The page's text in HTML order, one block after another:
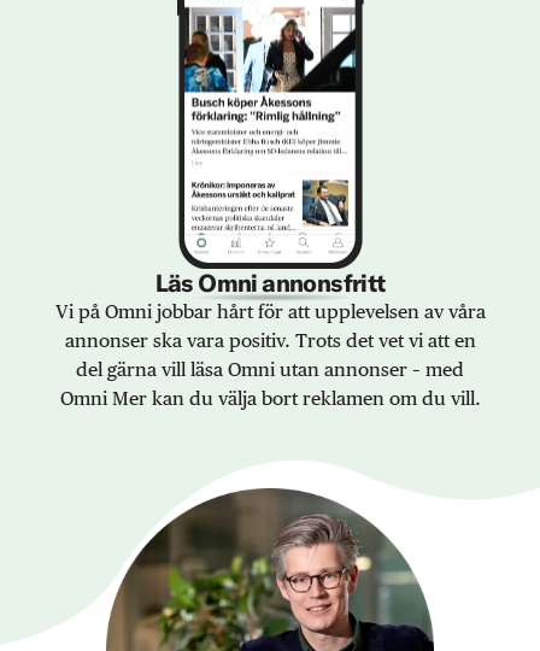
Läs Omni annonsfritt
Vi på Omni jobbar hårt för att upplevelsen av våra
annonser ska vara positiv. Trots det vet vi att en
del gärna vill läsa Omni utan annonser – med
Omni Mer kan du välja bort reklamen om du vill.